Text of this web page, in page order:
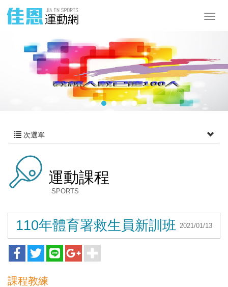
次選單
運動課程
SPORTS
2021/01/13
110年體育署救生員新訓班
課程教練